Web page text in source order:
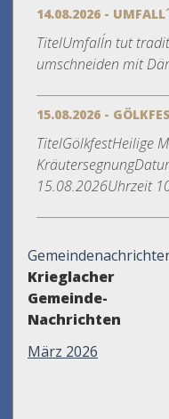
14.08.2026 -
TitelUmfall´n tut
umschneiden mit
15.08.2026 -
TitelGölkfestHeilige
15.08.2026Uhrzeit
Krieglacher
Gemeinde-
Nachrichten
März 2026